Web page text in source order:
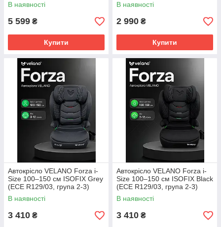
В наявності
5 599 ₴
Купити
В наявності
2 990 ₴
Купити
Автокрісло VELANO Forza i-
Size 100–150 см ISOFIX Grey
(ECE R129/03, група 2-3)
В наявності
3 410 ₴
Автокрісло VELANO Forza i-
Size 100–150 см ISOFIX Black
(ECE R129/03, група 2-3)
В наявності
3 410 ₴